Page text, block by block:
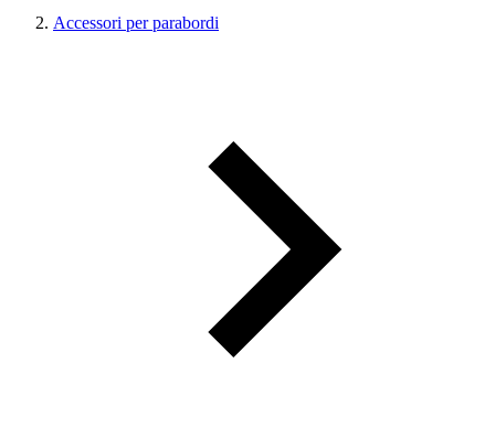
Accessori per parabordi